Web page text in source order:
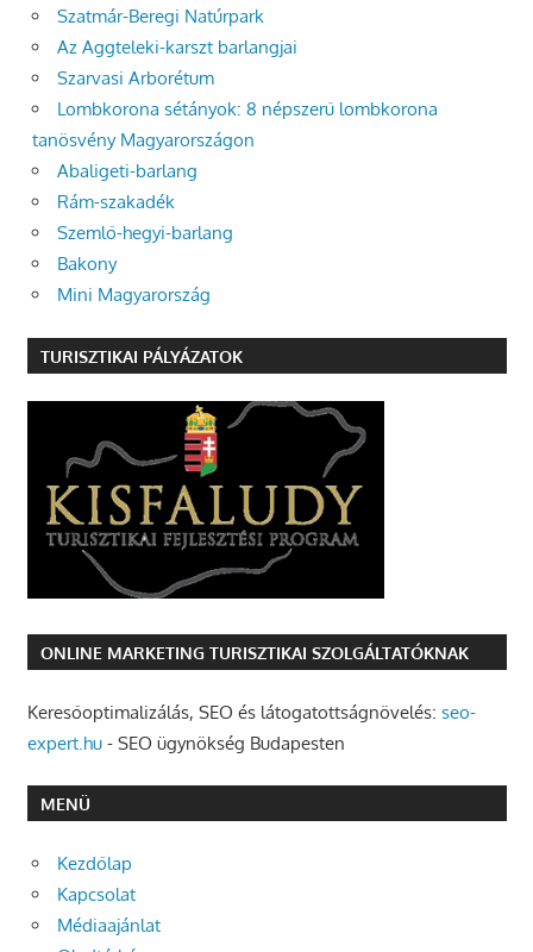
Szatmár-Beregi Natúrpark
Az Aggteleki-karszt barlangjai
Szarvasi Arborétum
Lombkorona sétányok: 8 népszerű lombkorona
tanösvény Magyarországon
Abaligeti-barlang
Rám-szakadék
Szemlő-hegyi-barlang
Bakony
Mini Magyarország
TURISZTIKAI PÁLYÁZATOK
ONLINE MARKETING TURISZTIKAI SZOLGÁLTATÓKNAK
Keresőoptimalizálás, SEO és látogatottságnövelés: seo-
expert.hu- SEO ügynökség Budapesten
MENÜ
Kezdőlap
Kapcsolat
Médiaajánlat